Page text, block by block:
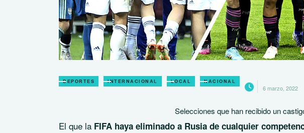
DEPORTES INTERNACIONAL LOCAL NACIONAL
6 marzo, 2022
Selecciones que han recibido un
El que la FIFA haya eliminado a Rusia de cualquier